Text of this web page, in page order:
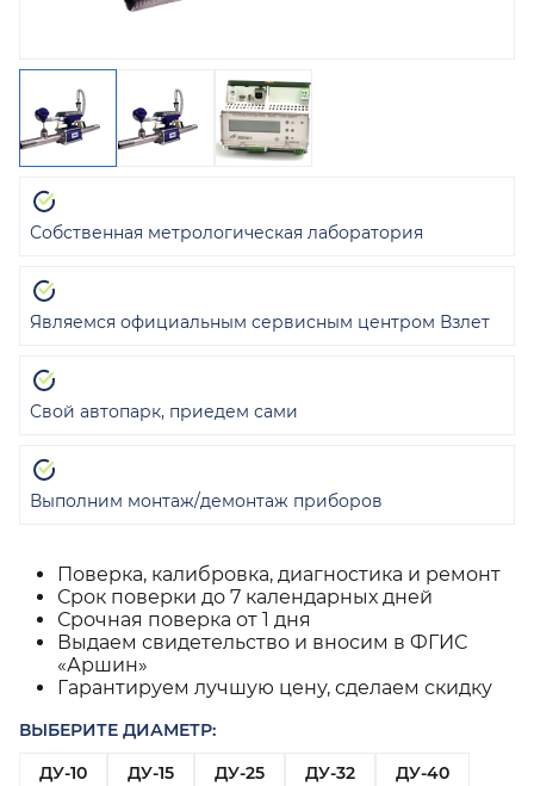
Поверка, калибровка, диагностика и ремонт
Срок поверки до 7 календарных дней
Срочная поверка от 1 дня
Выдаем свидетельство и вносим в ФГИС
«Аршин»
Гарантируем лучшую цену, сделаем скидку
ВЫБЕРИТЕ ДИАМЕТР:
ДУ-10
ДУ-15 ДУ-25 ДУ-32
ДУ-40
Собственная метрологическая лаборатория
Являемся официальным сервисным центром Взлет
Свой автопарк, приедем сами
Выполним монтаж/демонтаж приборов